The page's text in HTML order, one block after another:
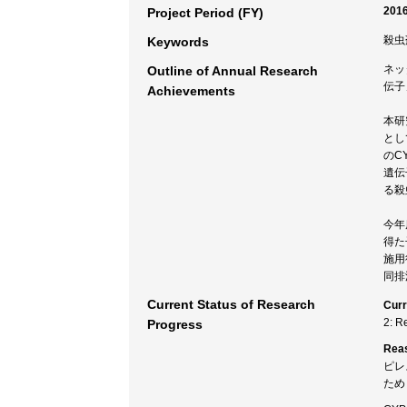
Project Period (FY)
Keywords 殺
Outline of Annual Research
Achievements
ネ
伝
本
と
の
遺
る
今
得
施
同
Current Status of Research
Progress
2:
ピ
た